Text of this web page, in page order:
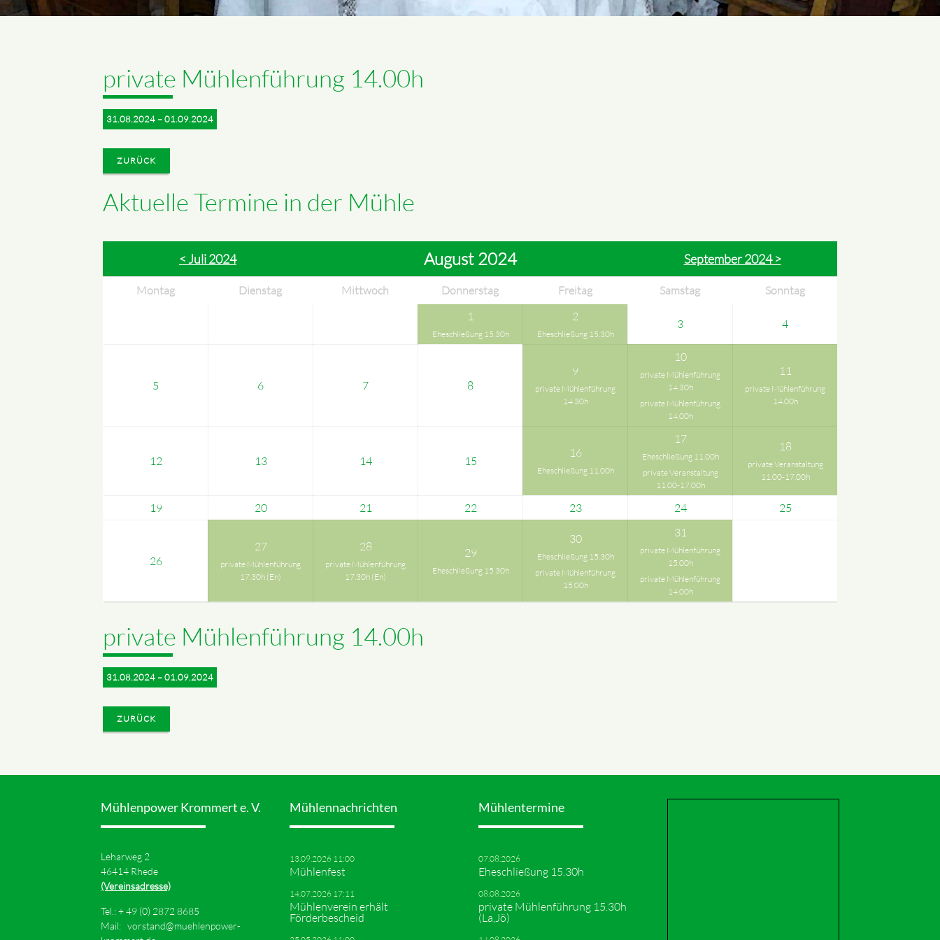
private Mühlenführung 14.00h
31.08.2024 – 01.09.2024
ZURÜCK
Aktuelle Termine in der Mühle
< Juli 2024 August 2024 September 2024 >
Montag Dienstag Mittwoch Donnerstag Freitag Samstag
Sonntag
1
Eheschließung 15.30h
2
Eheschließung 15.30h
3 4
5 6 7 8
9
private Mühlenführung
14.30h
10
private Mühlenführung
14.30h
private Mühlenführung
14.00h
11
private Mühlenführung
14.00h
12 13 14 15
16
Eheschließung 11.00h
17
Eheschließung 11.00h
private Veranstaltung
11.00-17.00h
18
private Veranstaltung
11.00-17.00h
19 20 21 22 23 24 25
26
27
private Mühlenführung
17.30h (En)
28
private Mühlenführung
17.30h (En)
29
Eheschließung 15.30h
30
Eheschließung 15.30h
private Mühlenführung
15.00h
31
private Mühlenführung
15.00h
private Mühlenführung
14.00h
private Mühlenführung 14.00h
31.08.2024 – 01.09.2024
ZURÜCK
Mühlenpower Krommert e. V.
Leharweg 2
46414 Rhede
(Vereinsadresse)
Tel.: +49 (0) 2872 8685
Mail: vorstand@muehlenpower-
Mühlennachrichten
13.09.2026 11:00
Mühlenfest
14.07.2026 17:11
Mühlenverein erhält
Förderbescheid
Mühlentermine
07.08.2026
Eheschließung 15.30h
08.08.2026
private Mühlenführung 15.30h
(La,Jö)